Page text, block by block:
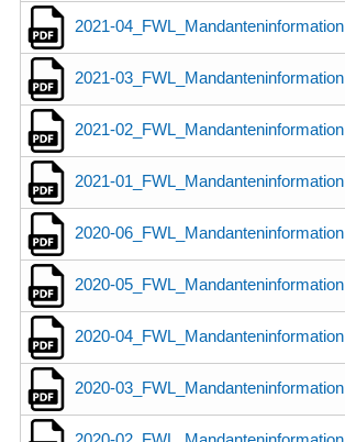
2021-04_FWL_Mandanteninformation
2021-03_FWL_Mandanteninformation
2021-02_FWL_Mandanteninformation
2021-01_FWL_Mandanteninformation
2020-06_FWL_Mandanteninformation
2020-05_FWL_Mandanteninformation
2020-04_FWL_Mandanteninformation
2020-03_FWL_Mandanteninformation